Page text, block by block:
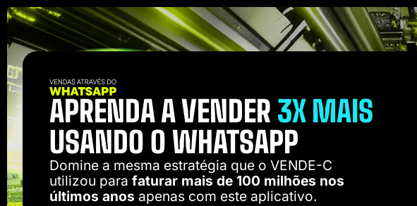
APRENDA A VENDER 3X MAIS
USANDO O WHATSAPP
Domine a mesma estratégia que o VENDE-C
utilizou parafaturar mais de 100 milhões nos
últimos anos apenas com este aplicativo.